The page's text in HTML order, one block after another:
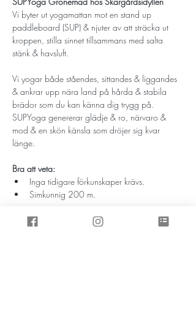
Vi byter ut yogamattan mot en stand up
paddleboard (SUP) & njuter av att sträcka ut
kroppen, stilla sinnet tillsammans med salta
Vi yogar både ståendes, sittandes & liggandes
& ankrar upp nära land på hårda & stabila
brädor som du kan känna dig trygg på.
SUPYoga genererar glädje & ro, närvaro &
mod & en skön känsla som dröjer sig kvar
Bra att veta:
Inga tidigare förkunskaper krävs.
Simkunnig 200 m.
Visa mer